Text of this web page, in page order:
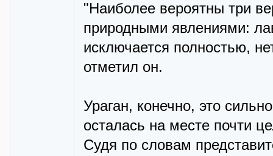
"Наиболее вероятны три
природными явлениями:
исключается полностью,
отметил он.
Ураган, конечно, это
осталась на месте почти
Судя по словам